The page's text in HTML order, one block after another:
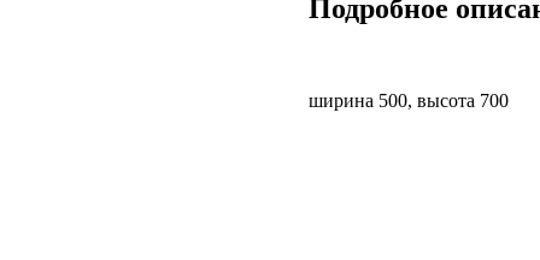
Подробное
ширина 500, высота 700